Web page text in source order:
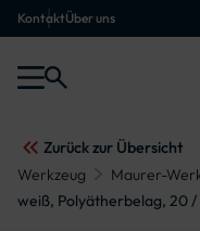
KontaktÜber uns
Zurück zur Übersicht
Werkzeug
Maurer-
weiß, Polyätherbelag, 20 /